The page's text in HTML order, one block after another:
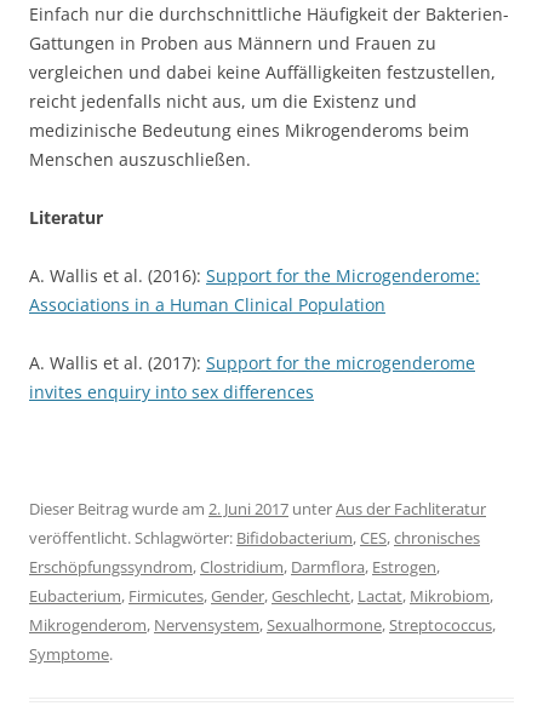
Einfach nur die durchschnittliche Häufigkeit der Bakterien-
Gattungen in Proben aus Männern und Frauen zu
vergleichen und dabei keine Auffälligkeiten festzustellen,
reicht jedenfalls nicht aus, um die Existenz und
medizinische Bedeutung eines Mikrogenderoms beim
Menschen auszuschließen.
Literatur
A. Wallis et al. (2016): Support for the Microgenderome:
Associations in a Human Clinical Population
A. Wallis et al. (2017): Support for the microgenderome
invites enquiry into sex differences
Dieser Beitrag wurde am 2. Juni 2017 unterAus der Fachliteratur
veröffentlicht. Schlagwörter: Bifidobacterium,CES,chronisches
Erschöpfungssyndrom,Clostridium, Darmflora, Estrogen,
Eubacterium, Firmicutes,Gender,Geschlecht, Lactat, Mikrobiom,
Mikrogenderom, Nervensystem,Sexualhormone,Streptococcus,
Symptome.